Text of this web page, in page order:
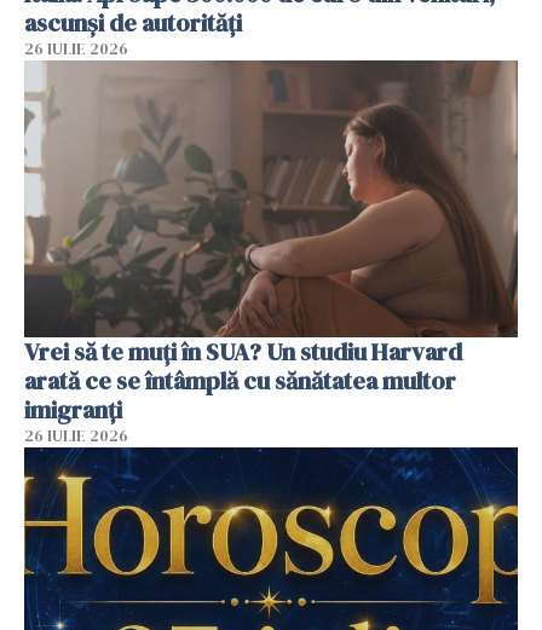
ascunși de autorități
26 IULIE 2026
Vrei să te muți în SUA? Un studiu Harvard
arată ce se întâmplă cu sănătatea multor
imigranți
26 IULIE 2026